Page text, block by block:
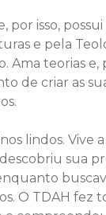
por isso,
e pela
Ama teorias e,
de criar as
lindos. Vive
sua
O TDAH fez